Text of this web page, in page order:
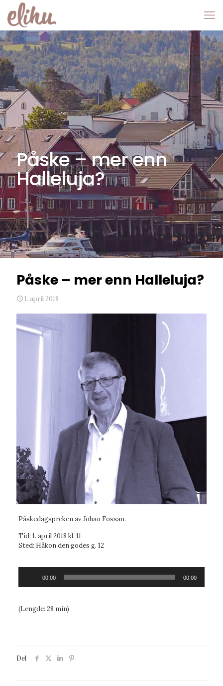
Påske – mer enn
Halleluja?
Påske – mer enn Halleluja?
1. april 2018
Påskedagspreken av Johan Fossan.
Tid: 1. april 2018 kl. 11
Sted: Håkon den godes g. 12
00:00 00:00
(Lengde: 28 min)
Del